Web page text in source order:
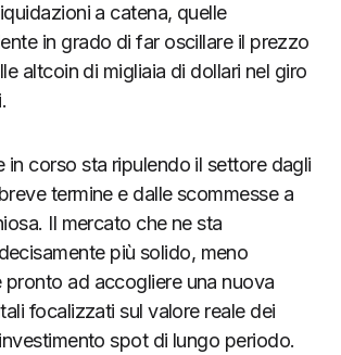
a catena, quelle
in grado di far oscillare il prezzo
altcoin di migliaia di dollari nel giro
in corso sta ripulendo il settore dagli
termine e dalle scommesse a
Il mercato che ne sta
più solido, meno
pronto ad accogliere una nuova
focalizzati sul valore reale dei
spot di lungo periodo.